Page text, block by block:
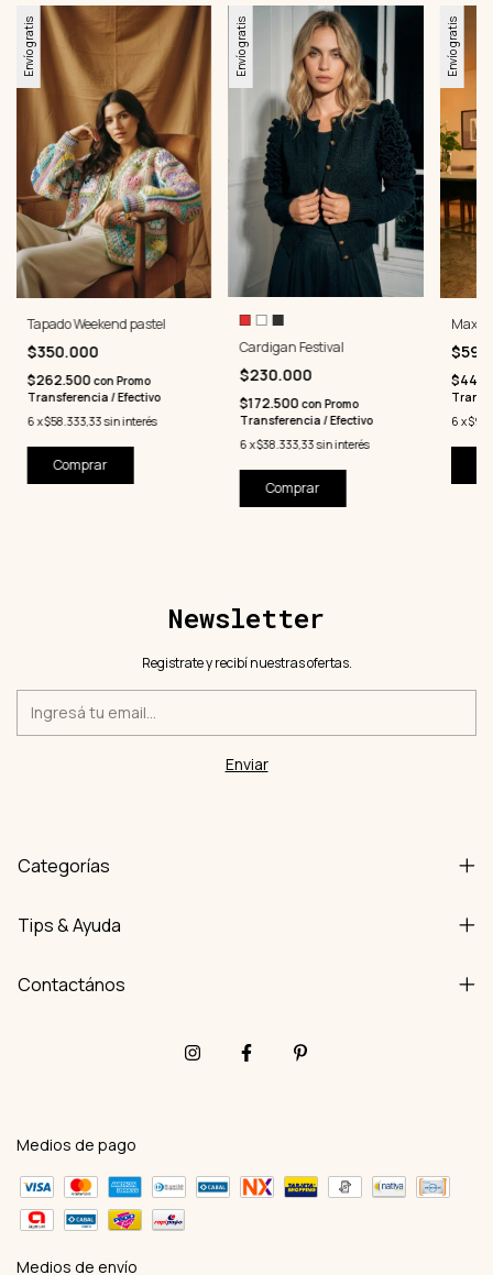
Envío gratis
Tapado Weekend pastel
$350.000
$262.500 con Promo
Transferencia / Efectivo
6 x$58.333,33 sin interés
Comprar
Envío gratis
Cardigan Festival
$230.000
$172.500 con Promo
Transferencia / Efectivo
6x$38.333,33sin interés
Comprar
Envío gratis
Maxi
6 x
Newsletter
Registrate y recibí nuestras ofertas.
Categorías
Tips & Ayuda
Contactános
Medios de pago
Medios de envío